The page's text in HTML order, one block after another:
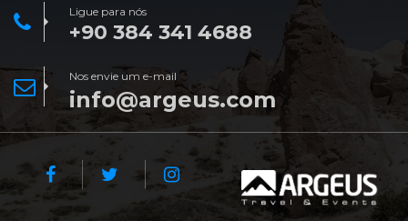
Ligue para nós
+90 384 341 4688
Nos envie um e-mail
info@argeus.com